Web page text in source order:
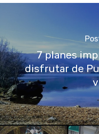
7 planes
disfrutar de